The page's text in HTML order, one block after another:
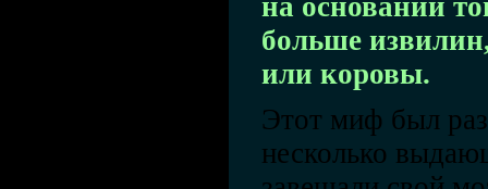
на основании
больше
или коровы.
Этот миф был
несколько